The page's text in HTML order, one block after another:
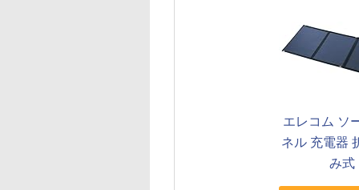
エレコム ソ
ネル 充電器
み式